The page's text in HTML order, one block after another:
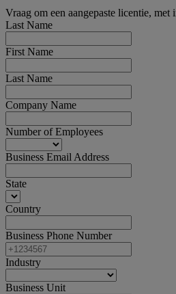
Vraag om een aangepaste licentie,
Last Name
First Name
Last Name
Company Name
Number of Employees
Business Email Address
State
Country
Business Phone Number
Industry
Business Unit